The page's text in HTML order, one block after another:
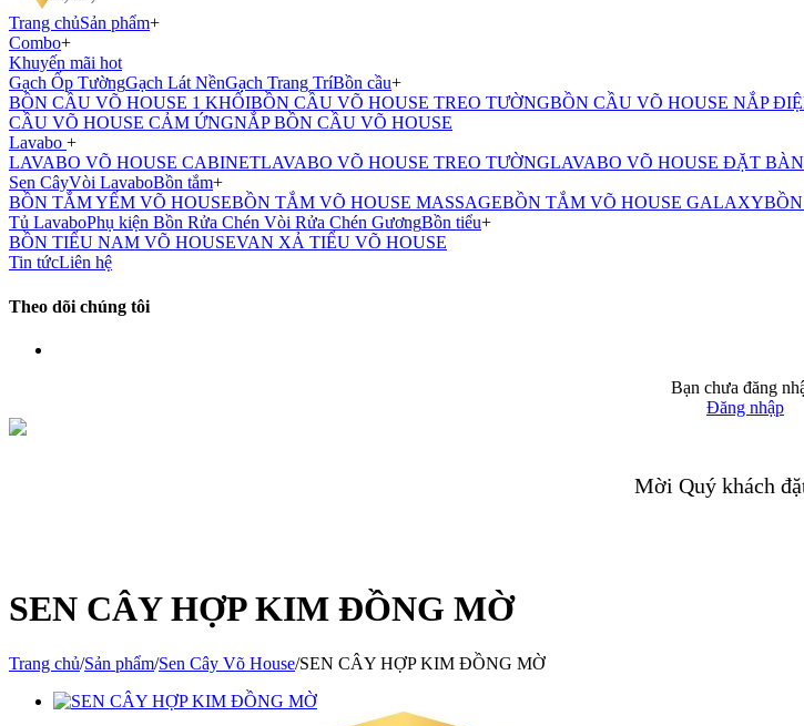
Trang chủSản phẩm+
Combo+
Khuyến mãi hot
Gạch Ốp TườngGạch Lát NềnGạch Trang TríBồn cầu+
BỒN CẦU VÕ HOUSE 1 KHỐIBỒN CẦU VÕ HOUSE TREO TƯỜNGBỒN CẦU VÕ HOUSE NẮP
CẦU VÕ HOUSE CẢM ỨNGNẮP BỒN CẦU VÕ HOUSE
Lavabo +
LAVABO VÕ HOUSE CABINETLAVABO VÕ HOUSE TREO TƯỜNGLAVABO VÕ HOUSE ĐẶT BÀN
Sen CâyVòi LavaboBồn tắm+
BỒN TẮM YẾM VÕ HOUSEBỒN TẮM VÕ HOUSE MASSAGEBỒN TẮM VÕ HOUSE GALAXY
Tủ LavaboPhụ kiện Bồn Rửa Chén Vòi Rửa Chén GươngBồn tiểu+
BỒN TIỂU NAM VÕ HOUSEVAN XẢ TIỂU VÕ HOUSE
Tin tứcLiên hệ
Theo dõi chúng tôi
Bạn chưa đăng
Đăng nhập
Mời Quý khách
SEN CÂY HỢP KIM ĐỒNG MỜ
Trang chủ/Sản phẩm/Sen Cây Võ House/SEN CÂY HỢP KIM ĐỒNG MỜ